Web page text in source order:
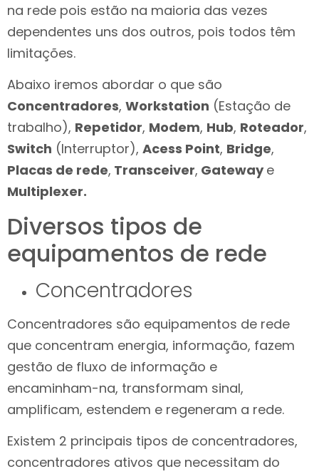
na rede pois estão na maioria das vezes
dependentes uns dos outros, pois todos têm
limitações.
Abaixo iremos abordar o que são
Concentradores, Workstation (Estação de
trabalho), Repetidor, Modem, Hub, Roteador,
Switch (Interruptor), Acess Point, Bridge,
Placas de rede, Transceiver, Gatewaye
Multiplexer.
Diversos tipos de
equipamentos de rede
Concentradores
Concentradores são equipamentos de rede
que concentram energia, informação, fazem
gestão de fluxo de informação e
encaminham-na, transformam sinal,
amplificam, estendem e regeneram a rede.
Existem 2 principais tipos de concentradores,
concentradores ativos que necessitam do